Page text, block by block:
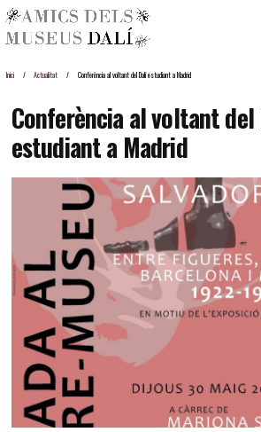
Inici Actualitat Conferència al voltant del Dalí estudiant a Madrid
Conferència al voltant del
estudiant a Madrid